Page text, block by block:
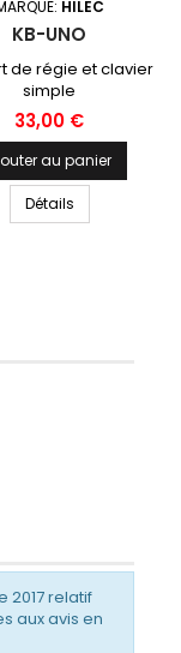
HILEC
KB-UNO
de régie et clavier
simple
Prix
33,00 €
au panier
Détails
2017 relatif
aux avis en